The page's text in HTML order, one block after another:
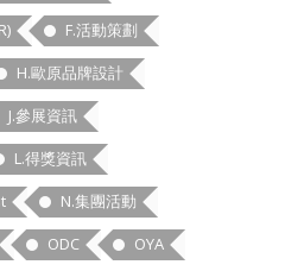
F.活動策劃
H.歐原品牌設計
J.參展資訊
L.得獎資訊
N.集團活動
ODC
OYA